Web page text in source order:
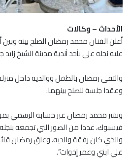
الأحداث – وكالات
أعلن الفنان محمد رمضان الصلح بينه
عليه نجله علي بأحد أندية مدينة الشيخ
والتقى رمضان بالطفل ووالديه داخل
وعقدا جلسة للصلح بينهما.
ونشر محمد رمضان عبر حسابه الرسمي
فيسبوك، عددا من الصور التي تجمعه
والذي كان رفقة والديه، وعلق رمضان
علي ابني وعمر إخوات”.